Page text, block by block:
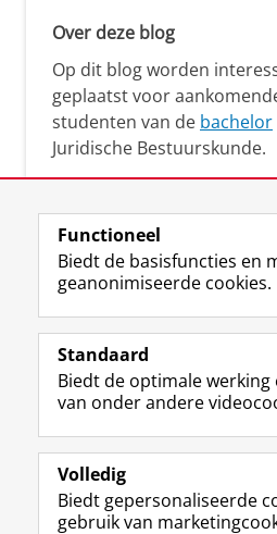
Over deze blog
Op dit blog worden
geplaatst voor
studenten van de bachelor
Juridische Bestuurskunde.
Volg de RUG
F
a
e
b
o
p
a
Studiekiezers
Alumni
Over ons
Functioneel
Biedt de basisfuncties en
geanonimiseerde cookies.
Standaard
Biedt de optimale
van onder andere
Volledig
Biedt gepersonaliseerde
gebruik van